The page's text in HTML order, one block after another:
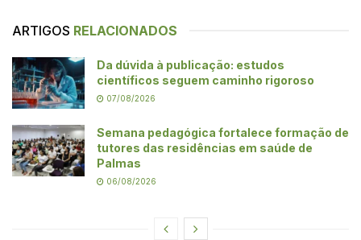
ARTIGOS RELACIONADOS
Da dúvida à publicação: estudos
científicos seguem caminho rigoroso
07/08/2026
Semana pedagógica fortalece formação de
tutores das residências em saúde de
Palmas
06/08/2026